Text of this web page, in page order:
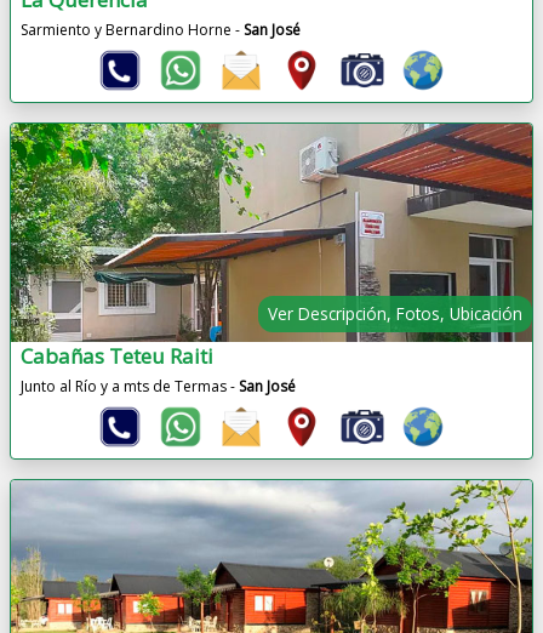
Sarmiento y Bernardino Horne - San José
Ver Descripción, Fotos, Ubicación
Cabañas Teteu Raiti
Junto al Río y a mts de Termas - San José